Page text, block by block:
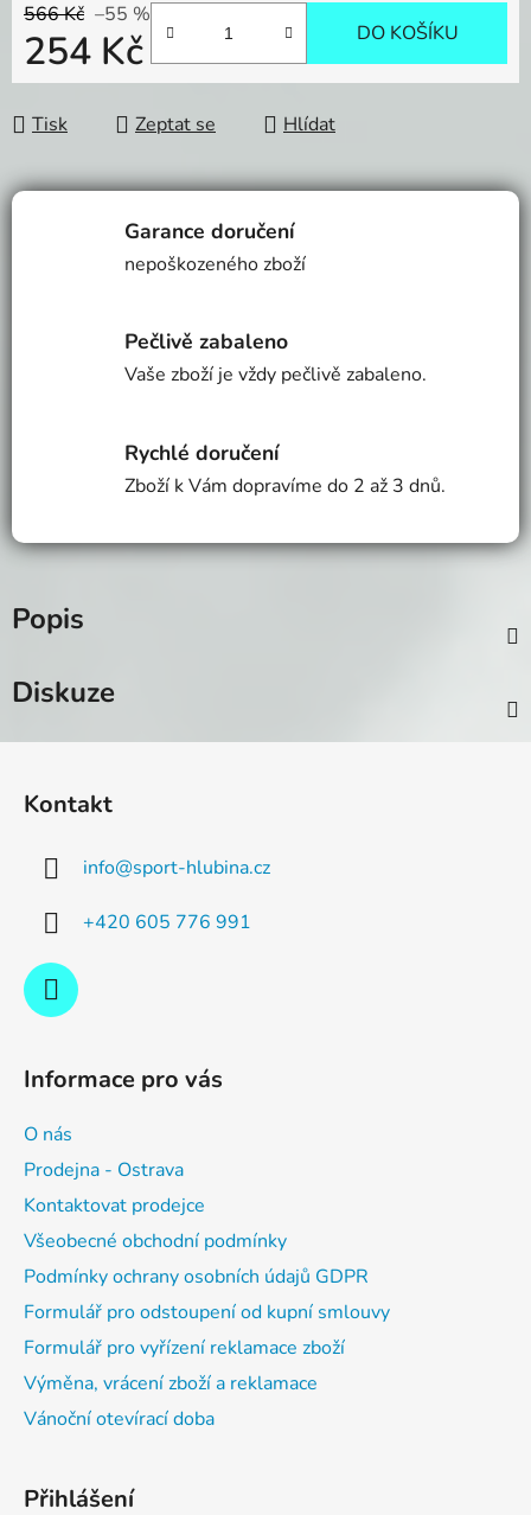
566 Kč –55 %
254 Kč
Měrná cena:
DO KOŠÍKU
Tisk Zeptat se Hlídat
Garance doručení
nepoškozeného zboží
Pečlivě zabaleno
Vaše zboží je vždy pečlivě zabaleno.
Rychlé doručení
Zboží k Vám dopravíme do 2 až 3 dnů.
Popis
Diskuze
Kontakt
info@sport-hlubina.cz
+420 605 776 991
Informace pro vás
O nás
Prodejna - Ostrava
Kontaktovat prodejce
Všeobecné obchodní podmínky
Podmínky ochrany osobních údajů GDPR
Formulář pro odstoupení od kupní smlouvy
Formulář pro vyřízení reklamace zboží
Výměna, vrácení zboží a reklamace
Vánoční otevírací doba
Přihlášení